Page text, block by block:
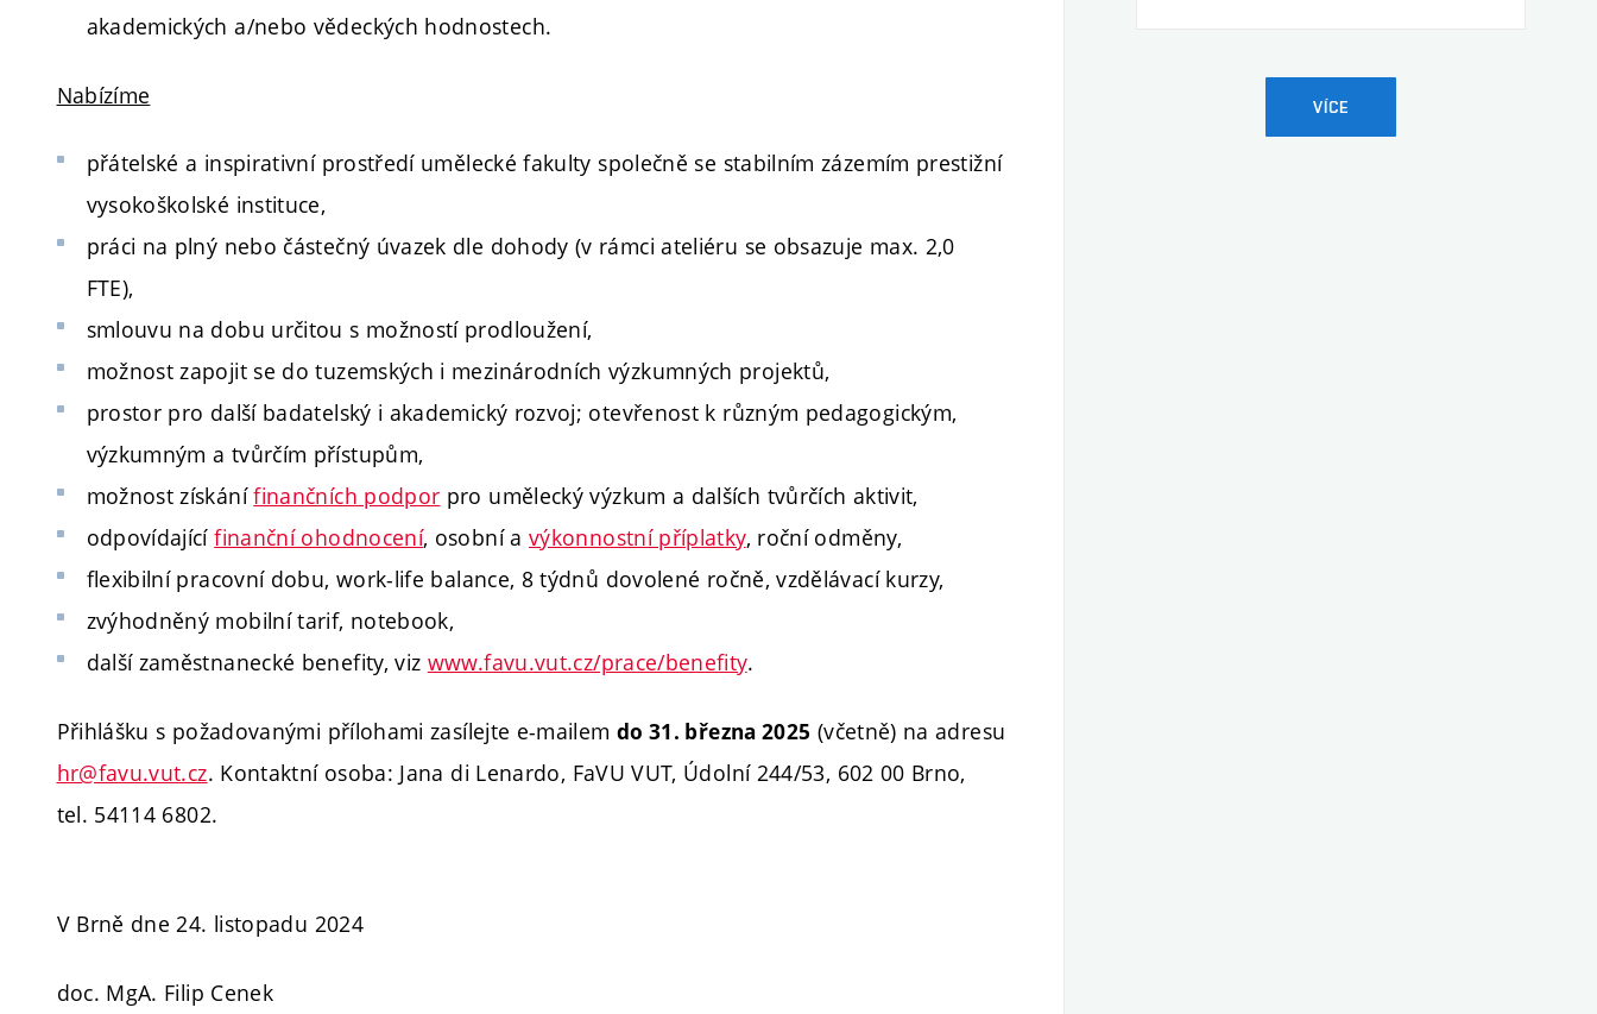
akademických a/nebo vědeckých hodnostech.
Nabízíme
přátelské a inspirativní prostředí umělecké fakulty společně se stabilním zázemím prestižní
vysokoškolské instituce,
práci na plný nebo částečný úvazek dle dohody (v rámci ateliéru se obsazuje max. 2,0
FTE),
smlouvu na dobu určitou s možností prodloužení,
možnost zapojit se do tuzemských i mezinárodních výzkumných projektů,
prostor pro další badatelský i akademický rozvoj; otevřenost k různým pedagogickým,
výzkumným a tvůrčím přístupům,
možnost získánífinančních podpor pro umělecký výzkum a dalších tvůrčích aktivit,
odpovídajícífinanční ohodnocení, osobní a výkonnostní příplatky, roční odměny,
flexibilní pracovní dobu, work-life balance, 8 týdnů dovolené ročně, vzdělávací kurzy,
zvýhodněný mobilní tarif, notebook,
další zaměstnanecké benefity, viz www.favu.vut.cz/prace/benefity.
Přihlášku s požadovanými přílohami zasílejte e-mailem do 31. března 2025 (včetně) na adresu
hr@favu.vut.cz. Kontaktní osoba: Jana di Lenardo, FaVU VUT, Údolní 244/53, 602 00 Brno,
tel. 54114 6802.
V Brně dne 24. listopadu 2024
doc. MgA. Filip Cenek
VÍCE